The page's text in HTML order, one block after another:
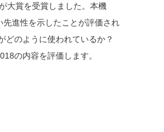
大賞を受賞しました。本機
進性を示したことが評価され
どのように使われているか？
の内容を評価します。